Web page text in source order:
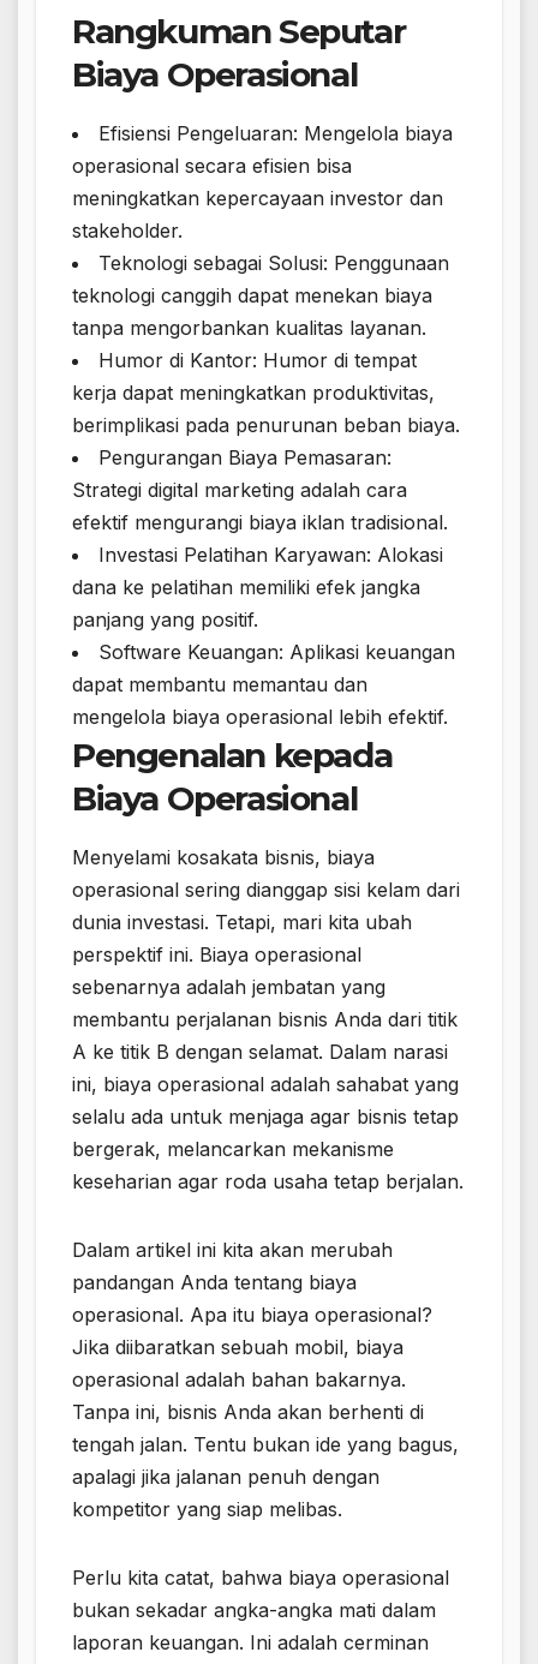
Rangkuman Seputar
Biaya Operasional
Efisiensi Pengeluaran: Mengelola biaya
operasional secara efisien bisa
meningkatkan kepercayaan investor dan
stakeholder.
Teknologi sebagai Solusi: Penggunaan
teknologi canggih dapat menekan biaya
tanpa mengorbankan kualitas layanan.
Humor di Kantor: Humor di tempat
kerja dapat meningkatkan produktivitas,
berimplikasi pada penurunan beban biaya.
Pengurangan Biaya Pemasaran:
Strategi digital marketing adalah cara
efektif mengurangi biaya iklan tradisional.
Investasi Pelatihan Karyawan: Alokasi
dana ke pelatihan memiliki efek jangka
panjang yang positif.
Software Keuangan: Aplikasi keuangan
dapat membantu memantau dan
mengelola biaya operasional lebih efektif.
Pengenalan kepada
Biaya Operasional
Menyelami kosakata bisnis, biaya
operasional sering dianggap sisi kelam dari
dunia investasi. Tetapi, mari kita ubah
perspektif ini. Biaya operasional
sebenarnya adalah jembatan yang
membantu perjalanan bisnis Anda dari titik
A ke titik B dengan selamat. Dalam narasi
ini, biaya operasional adalah sahabat yang
selalu ada untuk menjaga agar bisnis tetap
bergerak, melancarkan mekanisme
keseharian agar roda usaha tetap berjalan.
Dalam artikel ini kita akan merubah
pandangan Anda tentang biaya
operasional. Apa itu biaya operasional?
Jika diibaratkan sebuah mobil, biaya
operasional adalah bahan bakarnya.
Tanpa ini, bisnis Anda akan berhenti di
tengah jalan. Tentu bukan ide yang bagus,
apalagi jika jalanan penuh dengan
kompetitor yang siap melibas.
Perlu kita catat, bahwa biaya operasional
bukan sekadar angka-angka mati dalam
laporan keuangan. Ini adalah cerminan